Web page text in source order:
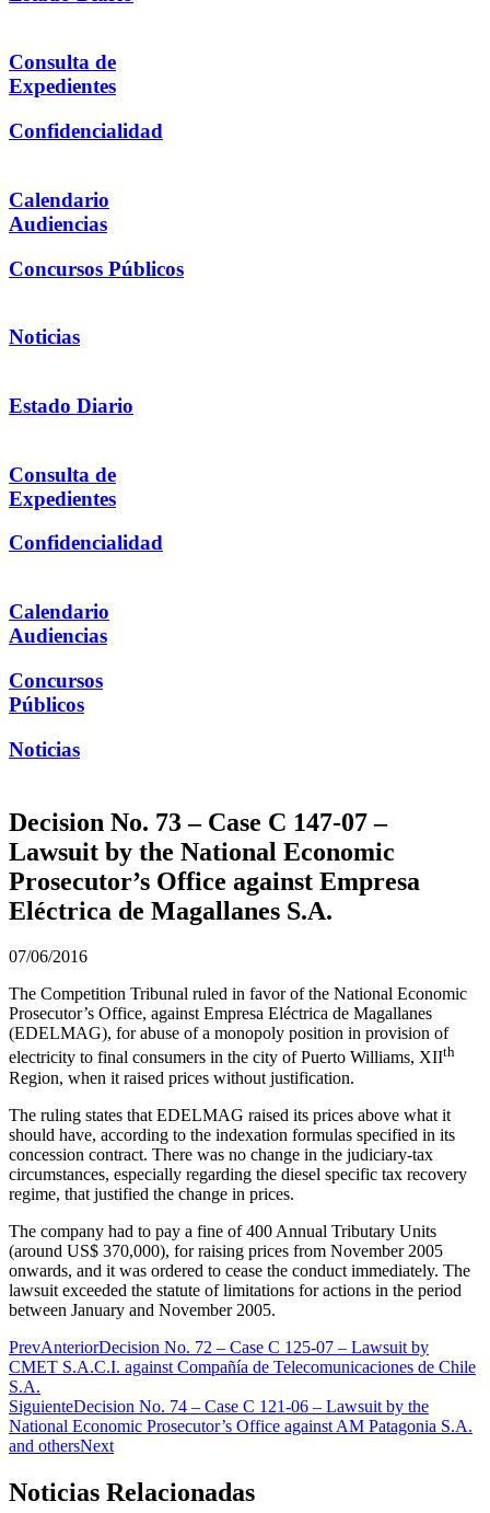
Consulta de
Expedientes
Confidencialidad
Calendario
Audiencias
Concursos Públicos
Noticias
Estado Diario
Consulta de
Expedientes
Confidencialidad
Calendario
Audiencias
Concursos
Públicos
Noticias
Decision No. 73 – Case C 147-07 –
Lawsuit by the National Economic
Prosecutor’s Office against Empresa
Eléctrica de Magallanes S.A.
07/06/2016
The Competition Tribunal ruled in favor of the National Economic
Prosecutor’s Office, against Empresa Eléctrica de Magallanes
(EDELMAG), for abuse of a monopoly position in provision of
electricity to final consumers in the city of Puerto Williams, XIIth
Region, when it raised prices without justification.
The ruling states that EDELMAG raised its prices above what it
should have, according to the indexation formulas specified in its
concession contract. There was no change in the judiciary-tax
circumstances, especially regarding the diesel specific tax recovery
regime, that justified the change in prices.
The company had to pay a fine of 400 Annual Tributary Units
(around US$ 370,000), for raising prices from November 2005
onwards, and it was ordered to cease the conduct immediately. The
lawsuit exceeded the statute of limitations for actions in the period
between January and November 2005.
PrevAnteriorDecision No. 72 – Case C 125-07 – Lawsuit by
CMET S.A.C.I. against Compañía de Telecomunicaciones de Chile
S.A.
SiguienteDecision No. 74 – Case C 121-06 – Lawsuit by the
National Economic Prosecutor’s Office against AM Patagonia S.A.
and othersNext
Noticias Relacionadas